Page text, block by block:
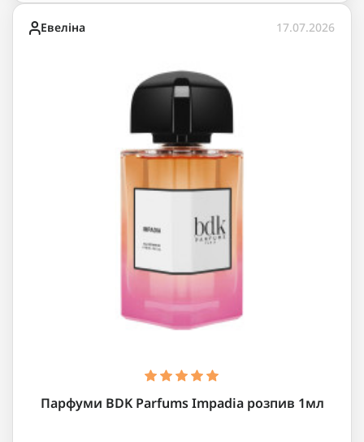
Евеліна 17.07.2026
Парфуми BDK Parfums Impadia розпив 1мл